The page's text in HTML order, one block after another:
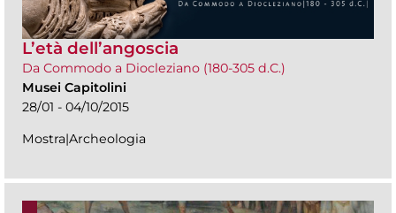
L’età dell’angoscia
Da Commodo a Diocleziano (180-305 d.C.)
Musei Capitolini
28/01 - 04/10/2015
Mostra|Archeologia